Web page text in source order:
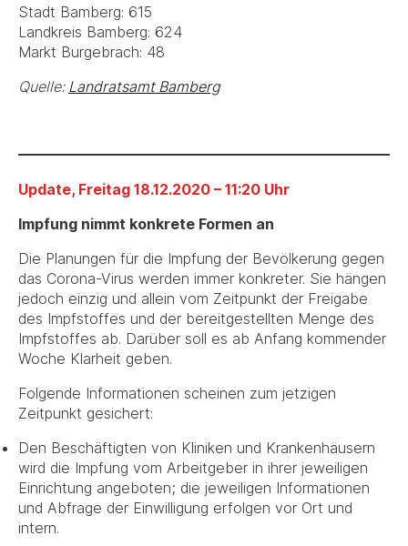
Stadt Bamberg: 615
Landkreis Bamberg: 624
Markt Burgebrach: 48
Quelle: Landratsamt Bamberg
Update, Freitag 18.12.2020 – 11:20 Uhr
Impfung nimmt konkrete Formen an
Die Planungen für die Impfung der Bevölkerung gegen
das Corona-Virus werden immer konkreter. Sie hängen
jedoch einzig und allein vom Zeitpunkt der Freigabe
des Impfstoffes und der bereitgestellten Menge des
Impfstoffes ab. Darüber soll es ab Anfang kommender
Woche Klarheit geben.
Folgende Informationen scheinen zum jetzigen
Zeitpunkt gesichert:
Den Beschäftigten von Kliniken und Krankenhäusern
wird die Impfung vom Arbeitgeber in ihrer jeweiligen
Einrichtung angeboten; die jeweiligen Informationen
und Abfrage der Einwilligung erfolgen vor Ort und
intern.